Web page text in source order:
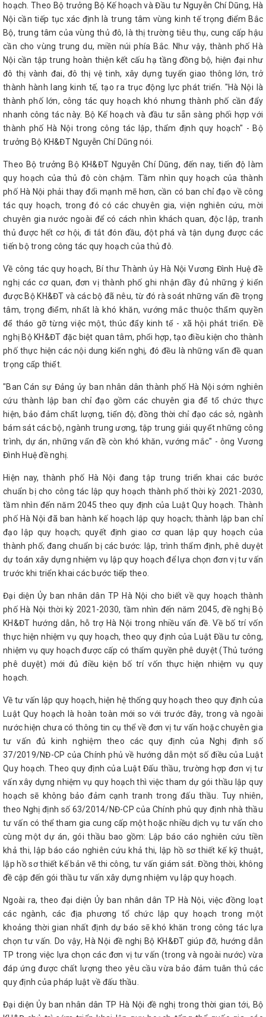
hoạch. Theo Bộ trưởng Bộ Kế hoạch và Đầu tư Nguyễn Chí Dũng, Hà
Nội cần tiếp tục xác định là trung tâm vùng kinh tế trọng điểm Bắc
Bộ, trung tâm của vùng thủ đô, là thị trường tiêu thụ, cung cấp hậu
cần cho vùng trung du, miền núi phía Bắc. Như vậy, thành phố Hà
Nội cần tập trung hoàn thiện kết cấu hạ tầng đồng bộ, hiện đại như
đô thị vành đai, đô thị vệ tinh, xây dựng tuyến giao thông lớn, trở
thành hành lang kinh tế, tạo ra trục động lực phát triển. "Hà Nội là
thành phố lớn, công tác quy hoạch khó nhưng thành phố cần đẩy
nhanh công tác này. Bộ Kế hoạch và đầu tư sẵn sàng phối hợp với
thành phố Hà Nội trong công tác lập, thẩm định quy hoạch" - Bộ
trưởng Bộ KH&ĐT Nguyễn Chí Dũng nói.
Theo Bộ trưởng Bộ KH&ĐT Nguyễn Chí Dũng, đến nay, tiến độ làm
quy hoạch của thủ đô còn chậm. Tầm nhìn quy hoạch của thành
phố Hà Nội phải thay đổi mạnh mẽ hơn, cần có ban chỉ đạo về công
tác quy hoạch, trong đó có các chuyên gia, viện nghiên cứu, mời
chuyên gia nước ngoài để có cách nhìn khách quan, độc lập, tranh
thủ được hết cơ hội, đi tắt đón đầu, đột phá và tận dụng được các
tiến bộ trong công tác quy hoạch của thủ đô.
Về công tác quy hoạch, Bí thư Thành ủy Hà Nội Vương Đình Huệ đề
nghị các cơ quan, đơn vị thành phố ghi nhận đầy đủ những ý kiến
được Bộ KH&ĐT và các bộ đã nêu, từ đó rà soát những vấn đề trọng
tâm, trọng điểm, nhất là khó khăn, vướng mắc thuộc thẩm quyền
để tháo gỡ từng việc một, thúc đẩy kinh tế - xã hội phát triển. Đề
nghị Bộ KH&ĐT đặc biệt quan tâm, phối hợp, tạo điều kiện cho thành
phố thực hiện các nội dung kiến nghị, đó đều là những vấn đề quan
trọng cấp thiết.
"Ban Cán sự Đảng ủy ban nhân dân thành phố Hà Nội sớm nghiên
cứu thành lập ban chỉ đạo gồm các chuyên gia để tổ chức thực
hiện, bảo đảm chất lượng, tiến độ; đồng thời chỉ đạo các sở, ngành
bám sát các bộ, ngành trung ương, tập trung giải quyết những công
trình, dự án, những vấn đề còn khó khăn, vướng mắc" - ông Vương
Đình Huệ đề nghị.
Hiện nay, thành phố Hà Nội đang tập trung triển khai các bước
chuẩn bị cho công tác lập quy hoạch thành phố thời kỳ 2021-2030,
tầm nhìn đến năm 2045 theo quy định của Luật Quy hoạch. Thành
phố Hà Nội đã ban hành kế hoạch lập quy hoạch; thành lập ban chỉ
đạo lập quy hoạch; quyết định giao cơ quan lập quy hoạch của
thành phố; đang chuẩn bị các bước: lập, trình thẩm định, phê duyệt
dự toán xây dựng nhiệm vụ lập quy hoạch để lựa chọn đơn vị tư vấn
trước khi triển khai các bước tiếp theo.
Đại diện Ủy ban nhân dân TP Hà Nội cho biết về quy hoạch thành
phố Hà Nội thời kỳ 2021-2030, tầm nhìn đến năm 2045, đề nghị Bộ
KH&ĐT hướng dẫn, hỗ trợ Hà Nội trong nhiều vấn đề. Về bố trí vốn
thực hiện nhiệm vụ quy hoạch, theo quy định của Luật Đầu tư công,
nhiệm vụ quy hoạch được cấp có thẩm quyền phê duyệt (Thủ tướng
phê duyệt) mới đủ điều kiện bố trí vốn thực hiện nhiệm vụ quy
hoạch.
Về tư vấn lập quy hoạch, hiện hệ thống quy hoạch theo quy định của
Luật Quy hoạch là hoàn toàn mới so với trước đây, trong và ngoài
nước hiện chưa có thông tin cụ thể về đơn vị tư vấn hoặc chuyên gia
tư vấn đủ kinh nghiệm theo các quy định của Nghị định số
37/2019/NĐ-CP của Chính phủ về hướng dẫn một số điều của Luật
Quy hoạch. Theo quy định của Luật Đấu thầu, trường hợp đơn vị tư
vấn xây dựng nhiệm vụ quy hoạch thì việc tham dự gói thầu lập quy
hoạch sẽ không bảo đảm cạnh tranh trong đấu thầu. Tuy nhiên,
theo Nghị định số 63/2014/NĐ-CP của Chính phủ quy định nhà thầu
tư vấn có thể tham gia cung cấp một hoặc nhiều dịch vụ tư vấn cho
cùng một dự án, gói thầu bao gồm: Lập báo cáo nghiên cứu tiền
khả thi, lập báo cáo nghiên cứu khả thi, lập hồ sơ thiết kế kỹ thuật,
lập hồ sơ thiết kế bản vẽ thi công, tư vấn giám sát. Đồng thời, không
đề cập đến gói thầu tư vấn xây dựng nhiệm vụ lập quy hoạch.
Ngoài ra, theo đại diện Ủy ban nhân dân TP Hà Nội, việc đồng loạt
các ngành, các địa phương tổ chức lập quy hoạch trong một
khoảng thời gian nhất định dự báo sẽ khó khăn trong công tác lựa
chọn tư vấn. Do vậy, Hà Nội đề nghị Bộ KH&ĐT giúp đỡ, hướng dẫn
TP trong việc lựa chọn các đơn vị tư vấn (trong và ngoài nước) vừa
đáp ứng được chất lượng theo yêu cầu vừa bảo đảm tuân thủ các
quy định của pháp luật về đấu thầu.
Đại diện Ủy ban nhân dân TP Hà Nội đề nghị trong thời gian tới, Bộ